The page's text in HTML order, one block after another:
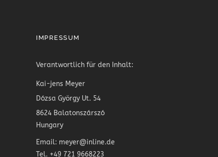
IMPRESSUM
Verantwortlich für den Inhalt:
Kai-jens Meyer
Dózsa György Ut. 54
8624 Balatonszárszó
Hungary
Email: meyer@inline.de
Tel. +49 721 9668223